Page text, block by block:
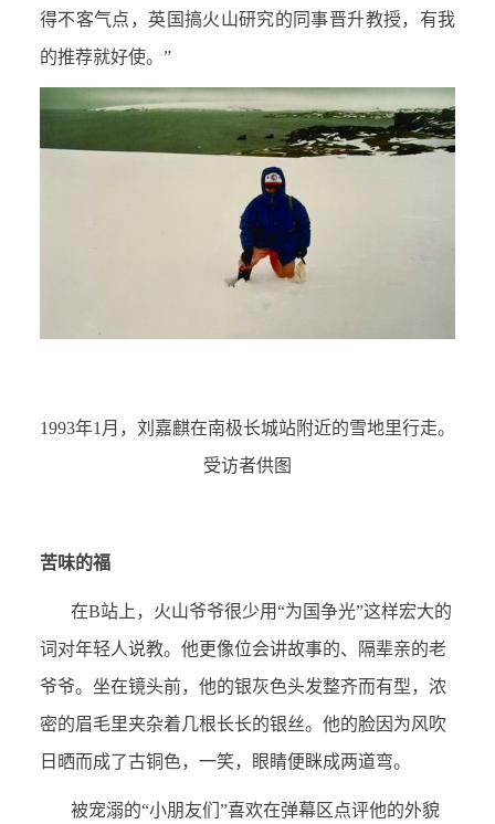
得不客气点，英国搞火山研究的同事晋升教授，有我
的推荐就好使。”
1993年1月，刘嘉麒在南极长城站附近的雪地里行走。
受访者供图
苦味的福
在B站上，火山爷爷很少用“为国争光”这样宏大的
词对年轻人说教。他更像位会讲故事的、隔辈亲的老
爷爷。坐在镜头前，他的银灰色头发整齐而有型，浓
密的眉毛里夹杂着几根长长的银丝。他的脸因为风吹
日晒而成了古铜色，一笑，眼睛便眯成两道弯。
被宠溺的“小朋友们”喜欢在弹幕区点评他的外貌